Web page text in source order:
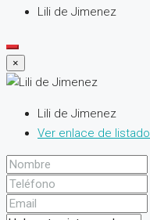
Lili de Jimenez
×
Lili de Jimenez
Ver enlace de